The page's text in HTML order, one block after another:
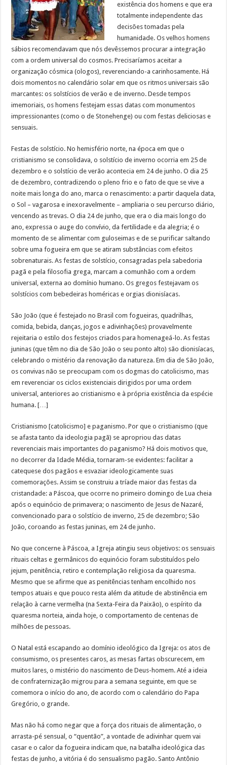
existência dos homens e que era
totalmente independente das
decisões tomadas pela
humanidade. Os velhos homens
sábios recomendavam que nós devêssemos procurar a integração
com a ordem universal do cosmos. Precisaríamos aceitar a
organização cósmica (ologos), reverenciando-a carinhosamente. Há
dois momentos no calendário solar em que os ritmos universais são
marcantes: os solstícios de verão e de inverno. Desde tempos
imemoriais, os homens festejam essas datas com monumentos
impressionantes (como o de Stonehenge) ou com festas deliciosas e
sensuais.
Festas de solstício. No hemisfério norte, na época em que o
cristianismo se consolidava, o solstício de inverno ocorria em 25 de
dezembro e o solstício de verão acontecia em 24 de junho. O dia 25
de dezembro, contradizendo o pleno frio e o fato de que se vive a
noite mais longa do ano, marca o renascimento: a partir daquela data,
o Sol – vagarosa e inexoravelmente – ampliaria o seu percurso diário,
vencendo as trevas. O dia 24 de junho, que era o dia mais longo do
ano, expressa o auge do convívio, da fertilidade e da alegria; é o
momento de se alimentar com guloseimas e de se purificar saltando
sobre uma fogueira em que se atiram substâncias com efeitos
sobrenaturais. As festas de solstício, consagradas pela sabedoria
pagã e pela filosofia grega, marcam a comunhão com a ordem
universal, externa ao domínio humano. Os gregos festejavam os
solstícios com bebedeiras homéricas e orgias dionisíacas.
São João (que é festejado no Brasil com fogueiras, quadrilhas,
comida, bebida, danças, jogos e adivinhações) provavelmente
rejeitaria o estilo dos festejos criados para homenageá-lo. As festas
juninas (que têm no dia de São João o seu ponto alto) são dionisíacas,
celebrando o mistério da renovação da natureza. Em dia de São João,
os convivas não se preocupam com os dogmas do catolicismo, mas
em reverenciar os ciclos existenciais dirigidos por uma ordem
universal, anteriores ao cristianismo e à própria existência da espécie
humana. […]
Cristianismo [catolicismo] e paganismo. Por que o cristianismo (que
se afasta tanto da ideologia pagã) se apropriou das datas
reverenciais mais importantes do paganismo? Há dois motivos que,
no decorrer da Idade Média, tornaram-se evidentes: facilitar a
catequese dos pagãos e esvaziar ideologicamente suas
comemorações. Assim se construiu a tríade maior das festas da
cristandade: a Páscoa, que ocorre no primeiro domingo de Lua cheia
após o equinócio de primavera; o nascimento de Jesus de Nazaré,
convencionado para o solstício de inverno, 25 de dezembro; São
João, coroando as festas juninas, em 24 de junho.
No que concerne à Páscoa, a Igreja atingiu seus objetivos: os sensuais
rituais celtas e germânicos do equinócio foram substituídos pelo
jejum, penitência, retiro e contemplação religiosa da quaresma.
Mesmo que se afirme que as penitências tenham encolhido nos
tempos atuais e que pouco resta além da atitude de abstinência em
relação à carne vermelha (na Sexta-Feira da Paixão), o espírito da
quaresma norteia, ainda hoje, o comportamento de centenas de
milhões de pessoas.
O Natal está escapando ao domínio ideológico da Igreja: os atos de
consumismo, os presentes caros, as mesas fartas obscurecem, em
muitos lares, o mistério do nascimento de Deus-homem. Até a ideia
de confraternização migrou para a semana seguinte, em que se
comemora o início do ano, de acordo com o calendário do Papa
Gregório, o grande.
Mas não há como negar que a força dos rituais de alimentação, o
arrasta-pé sensual, o “quentão”, a vontade de adivinhar quem vai
casar e o calor da fogueira indicam que, na batalha ideológica das
festas de junho, a vitória é do sensualismo pagão. Santo Antônio